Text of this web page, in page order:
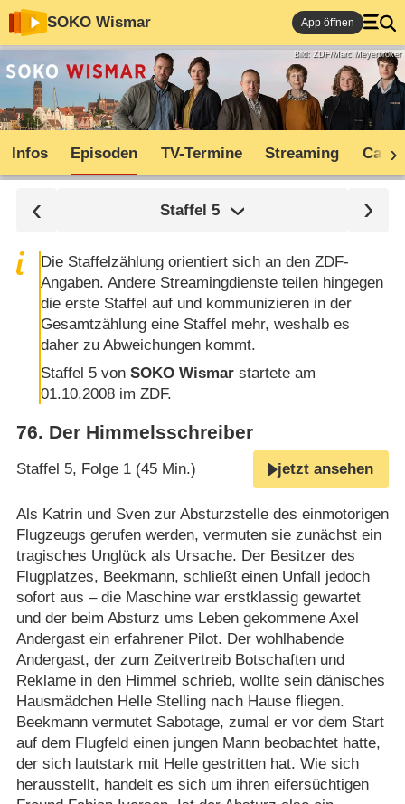
SOKO Wismar App öffnen
Bild: ZDF/Marc Meyerbröker
Infos Episoden TV-Termine Streaming Cast
Staffel 5
Die Staffelzählung orientiert sich an den ZDF-
Angaben. Andere Streamingdienste teilen hingegen
die erste Staffel auf und kommunizieren in der
Gesamtzählung eine Staffel mehr, weshalb es
daher zu Abweichungen kommt.
Staffel 5 vonSOKO Wismar startete am
01.10.2008 im ZDF.
76. Der Himmelsschreiber
Staffel 5, Folge 1 (45 Min.) jetzt ansehen
Als Katrin und Sven zur Absturzstelle des einmotorigen
Flugzeugs gerufen werden, vermuten sie zunächst ein
tragisches Unglück als Ursache. Der Besitzer des
Flugplatzes, Beekmann, schließt einen Unfall jedoch
sofort aus – die Maschine war erstklassig gewartet
und der beim Absturz ums Leben gekommene Axel
Andergast ein erfahrener Pilot. Der wohlhabende
Andergast, der zum Zeitvertreib Botschaften und
Reklame in den Himmel schrieb, wollte sein dänisches
Hausmädchen Helle Stelling nach Hause fliegen.
Beekmann vermutet Sabotage, zumal er vor dem Start
auf dem Flugfeld einen jungen Mann beobachtet hatte,
der sich lautstark mit Helle gestritten hat. Wie sich
herausstellt, handelt es sich um ihren eifersüchtigen